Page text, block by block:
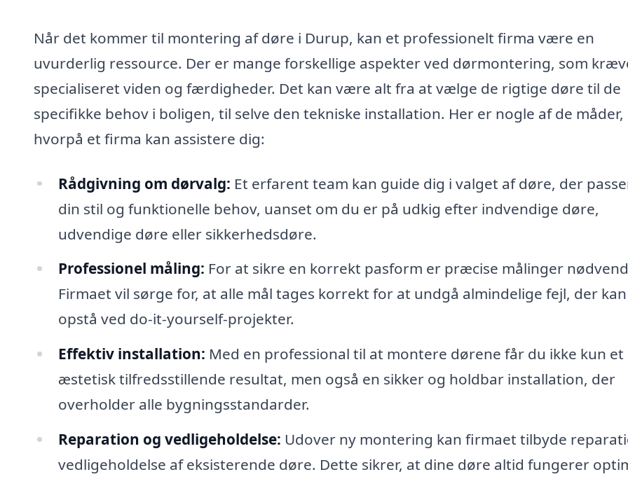
Når det kommer til montering af døre i Durup, kan et professionelt firma være en
uvurderlig ressource. Der er mange forskellige aspekter ved dørmontering, som
specialiseret viden og færdigheder. Det kan være alt fra at vælge de rigtige døre til de
specifikke behov i boligen, til selve den tekniske installation. Her er nogle af de måder,
hvorpå et firma kan assistere dig:
Rådgivning om dørvalg: Et erfarent team kan guide dig i valget af døre, der
din stil og funktionelle behov, uanset om du er på udkig efter indvendige døre,
udvendige døre eller sikkerhedsdøre.
Professionel måling: For at sikre en korrekt pasform er præcise målinger
Firmaet vil sørge for, at alle mål tages korrekt for at undgå almindelige fejl, der kan
opstå ved do-it-yourself-projekter.
Effektiv installation: Med en professional til at montere dørene får du ikke kun et
æstetisk tilfredsstillende resultat, men også en sikker og holdbar installation, der
overholder alle bygningsstandarder.
Reparation og vedligeholdelse: Udover ny montering kan firmaet tilbyde
vedligeholdelse af eksisterende døre. Dette sikrer, at dine døre altid fungerer